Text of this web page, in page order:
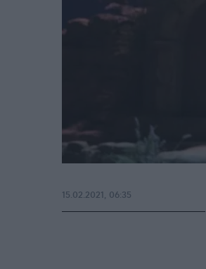
15.02.2021, 06:35